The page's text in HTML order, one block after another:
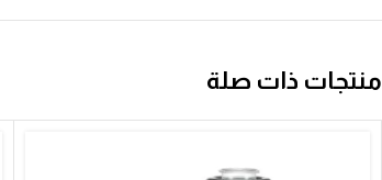
منتجات ذات صلة